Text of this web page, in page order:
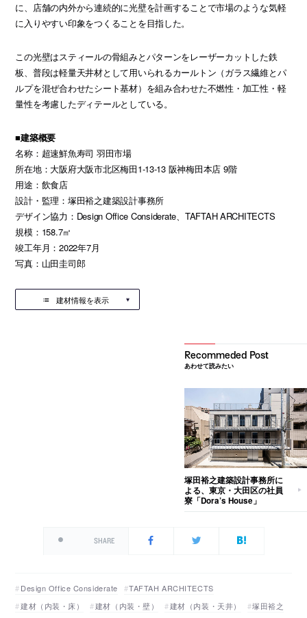
に、店舗の内外から連続的に光壁を計画することで市場のような気軽
に入りやすい印象をつくることを目指した。
この光壁はスティールの骨組みとパターンをレーザーカットした鉄
板、普段は軽量天井材として用いられるカールトン（ガラス繊維とパ
ルプを混ぜ合わせたシート基材）を組み合わせた不燃性・加工性・軽
量性を考慮したディテールとしている。
■建築概要
名称：超速鮮魚寿司 羽田市場
所在地：大阪府大阪市北区梅田1-13-13 阪神梅田本店 9階
用途：飲食店
設計・監理：塚田裕之建築設計事務所
デザイン協力：Design Office Considerate、TAFTAH ARCHITECTS
規模：158.7㎡
竣工年月：2022年7月
写真：山田圭司郎
建材情報を表示
あわせて読みたい
塚田裕之建築設計事務所に
よる、東京・大田区の社員
寮「Dora’s House」
SHARE
Design Office Considerate
TAFTAH ARCHITECTS
建材（内装・床）
建材（内装・壁） 建材（内装・天井）
塚田裕之